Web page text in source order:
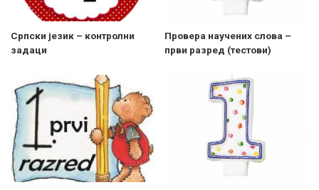
Српски језик – контролни
задаци
Провера научених слова –
први разред (тестови)